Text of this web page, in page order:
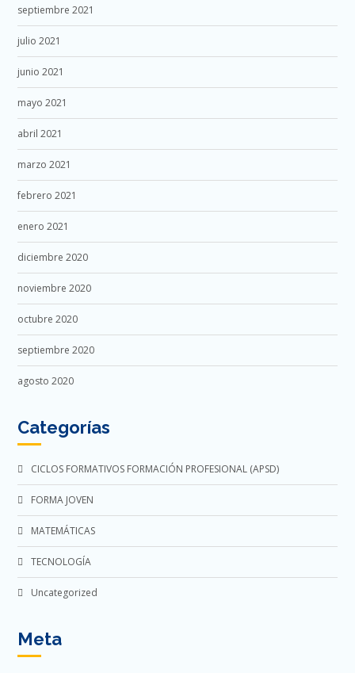
septiembre 2021
julio 2021
junio 2021
mayo 2021
abril 2021
marzo 2021
febrero 2021
enero 2021
diciembre 2020
noviembre 2020
octubre 2020
septiembre 2020
agosto 2020
Categorías
CICLOS FORMATIVOS FORMACIÓN PROFESIONAL (APSD)
FORMA JOVEN
MATEMÁTICAS
TECNOLOGÍA
Uncategorized
Meta